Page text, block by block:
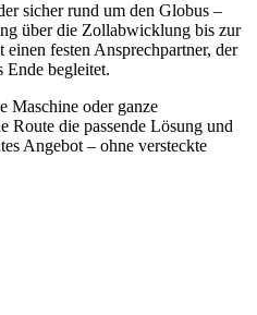
sicher rund um den Globus –
über die Zollabwicklung bis zur
festen Ansprechpartner, der
Ende begleitet.
Maschine oder ganze
Route die passende Lösung und
Angebot – ohne versteckte